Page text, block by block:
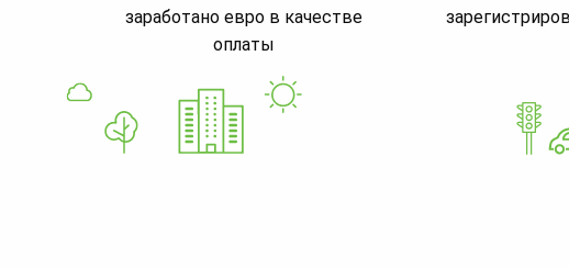
заработано евро в качестве
оплаты